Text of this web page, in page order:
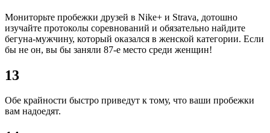
Мониторьте пробежки друзей в Nike+ и Strava, дотошно
изучайте протоколы соревнований и обязательно найдите
бегуна-мужчину, который оказался в женской категории. Если
бы не он, вы бы заняли 87-е место среди женщин!
13
Обе крайности быстро приведут к тому, что ваши пробежки
вам надоедят.